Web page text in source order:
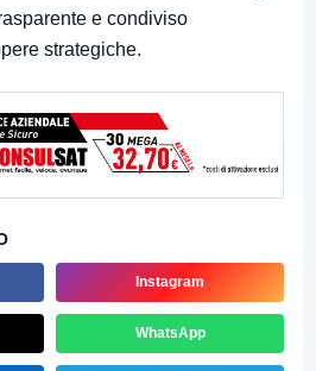
e condiviso
strategiche.
Instagram
WhatsApp